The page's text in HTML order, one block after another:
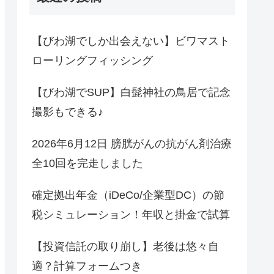
【びわ湖でしか出会えない】ビワマスト
ローリングフィッシング
【びわ湖でSUP】白髭神社の鳥居で記念
撮影もできる♪
2026年6月12日 膀胱がんの抗がん剤治療
全10回を完走しました
確定拠出年金（iDeCo/企業型DC）の節
税シミュレーション！年収と掛金で試算
【投資信託の取り崩し】老後は悠々自
適？計算フォームつき